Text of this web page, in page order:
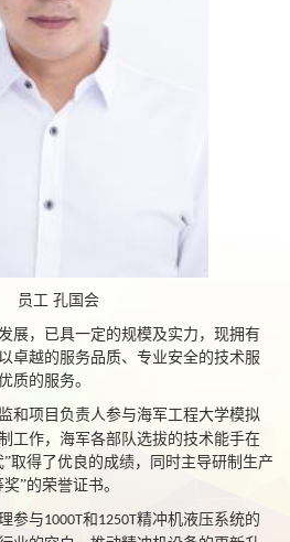
员工 孔国会
展，已具一定的规模及实力，现拥有
卓越的服务品质、专业安全的技术服
质的服务。
和项目负责人参与海军工程大学模拟
工作，海军各部队选拔的技术能手在
取得了优良的成绩，同时主导研制生产
”的荣誉证书。
参与1000T和1250T精冲机液压系统的